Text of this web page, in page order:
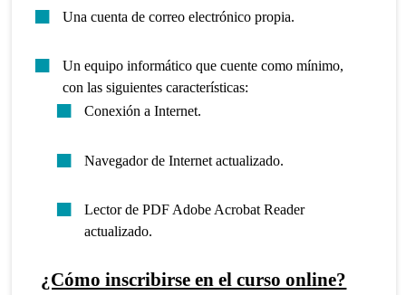
Una cuenta de correo electrónico propia.
Un equipo informático que cuente como mínimo,
con las siguientes características:
Conexión a Internet.
Navegador de Internet actualizado.
Lector de PDF Adobe Acrobat Reader
actualizado.
¿Cómo inscribirse en el curso online?